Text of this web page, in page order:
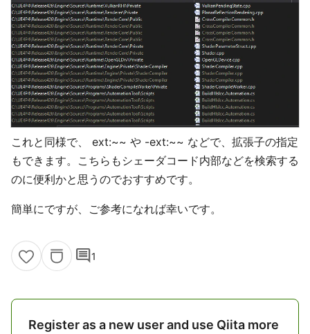
これと同様で、 ext:~~ や -ext:~~ などで、拡張子の指定
もできます。こちらもシェーダコード内部などを検索する
のに便利かと思うのでおすすめです。
簡単にですが、ご参考になれば幸いです。
comment1
Register as a new user and use Qiita more